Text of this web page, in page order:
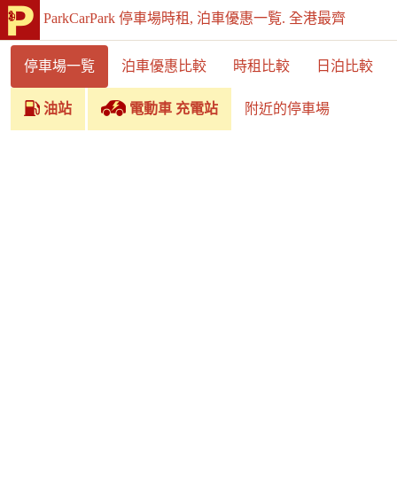
ParkCarPark 停車場時租, 泊車優惠一覧. 全港最齊
停車場一覧 泊車優惠比較 時租比較 日泊比較
油站 電動車 充電站 附近的停車場